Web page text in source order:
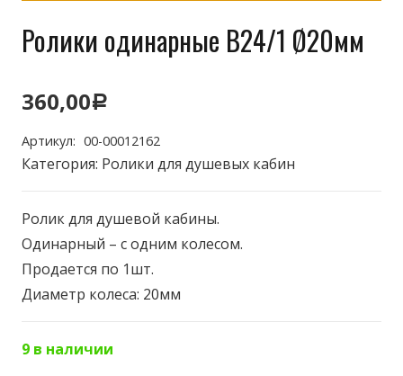
Ролики одинарные B24/1 Ø20мм
360,00Р
Артикул: 00-00012162
Категория: Ролики для душевых кабин
Ролик для душевой кабины.
Одинарный – с одним колесом.
Продается по 1шт.
Диаметр колеса: 20мм
9 в наличии